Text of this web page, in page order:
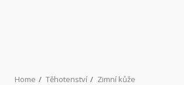
Home Těhotenství Zimní kůže